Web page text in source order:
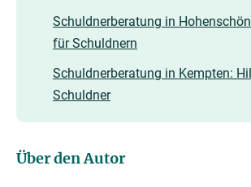
Schuldnerberatung in
für Schuldnern
Schuldnerberatung in Kempten:
Schuldner
Über den Autor